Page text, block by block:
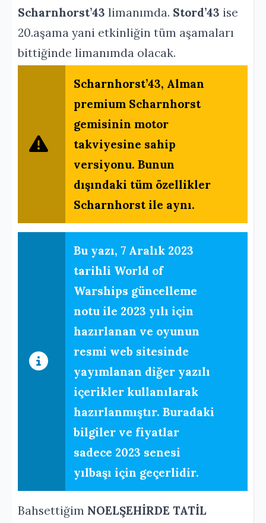
Scharnhorst’43 limanımda. Stord’43 ise
20.aşama yani etkinliğin tüm aşamaları
bittiğinde limanımda olacak.
Scharnhorst’43, Alman
premium Scharnhorst
gemisinin motor
takviyesine sahip
versiyonu. Bunun
dışındaki tüm özellikler
Scharnhorst ile aynı.
Bu yazı, 7 Aralık 2023
tarihli World of
Warships güncelleme
notu ile 2023 yılı için
hazırlanan ve oyunun
resmi web sitesinde
yayımlanan diğer yazılı
içerikler kullanılarak
hazırlanmıştır. Buradaki
bilgiler ve fiyatlar
sadece 2023 senesi
yılbaşı için geçerlidir.
Bahsettiğim NOELŞEHİRDE TATİL